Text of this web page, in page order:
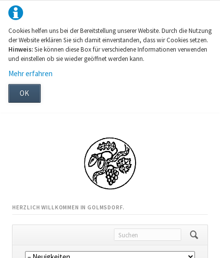
Cookies helfen uns bei der Bereitstellung unserer Website. Durch die Nutzung
der Website erklären Sie sich damit einverstanden, dass wir Cookies setzen.
Hinweis:Sie können diese Box für verschiedene Informationen verwenden
und einstellen ob sie wieder geöffnet werden kann.
Mehr erfahren
OK
HERZLICH WILLKOMMEN IN GOLMSDORF.
Navigation